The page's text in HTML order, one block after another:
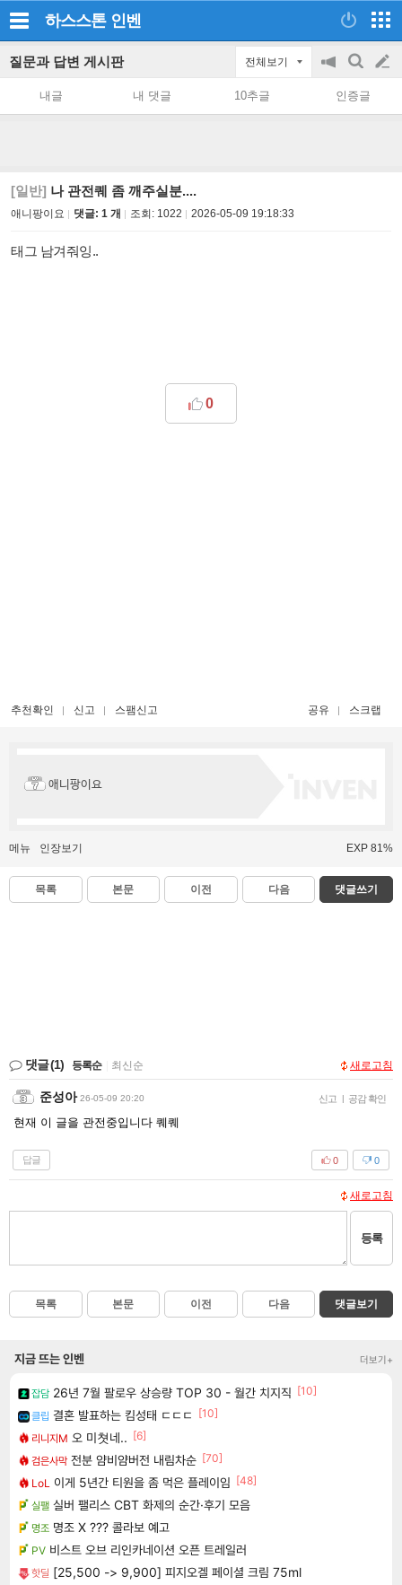
하스스톤 인벤
질문과 답변 게시판 전체보기
공
on/off
검
색
글
쓰
내글 내 댓글 10추글 인증글
[일반] 나 관전퀘 좀 깨주실분....
애니팡이요 댓글: 1 개 조회: 1022 2026-05-09 19:18:33
태그 남겨줘잉..
0
추천확인 신고 스팸신고 공유 스크랩
애니팡이요
메뉴 인장보기 EXP 81%
목록 본문 이전 다음 댓글쓰기
댓글(1) 등록순 최신순 새로고침
준성아 26-05-09 20:20 신고 | 공감 확인
현재 이 글을 관전중입니다 퀘퀘
답글 0
0
새로고침
등록
목록 본문 이전 다음 댓글보기
지금 뜨는 인벤 더보기+
잡담 26년 7월 팔로우 상승량 TOP 30 - 월간 치지직 [10]
클립 결혼 발표하는 킴성태 ㄷㄷㄷ
[10]
리니지M 오 미쳣네.. [6]
검은사막 전분 얌비얌버전 내림차순 [70]
LoL 이게 5년간 티원을 좀 먹은 플레이임 [48]
실팰 실버 팰리스 CBT 화제의 순간·후기 모음
명조 명조 X ??? 콜라보 예고
PV 비스트 오브 리인카네이션 오픈 트레일러
핫딜 [25,500 -> 9,900] 피지오겔 페이셜 크림 75ml